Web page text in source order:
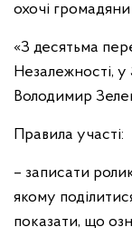
охочі
«З десятьма
Незалежності,
Володимир
Правила участі:
– записати
якому
показати, що